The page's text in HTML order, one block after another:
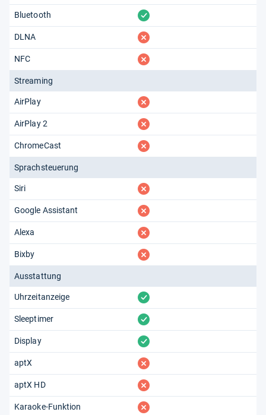
Bluetooth vorhanden
DLNA fehlt
NFC fehlt
Streaming
AirPlay fehlt
AirPlay 2 fehlt
ChromeCast fehlt
Sprachsteuerung
Siri fehlt
Google Assistant fehlt
Alexa fehlt
Bixby fehlt
Ausstattung
Uhrzeitanzeige vorhanden
Sleeptimer vorhanden
Display vorhanden
aptX fehlt
aptX HD fehlt
Karaoke-Funktion fehlt